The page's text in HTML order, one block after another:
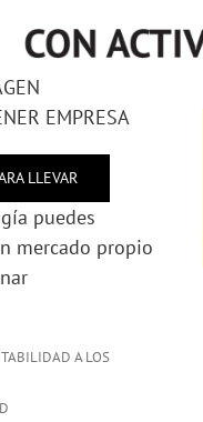
EMPRESA
LLEVAR
puedes
mercado propio
A LOS